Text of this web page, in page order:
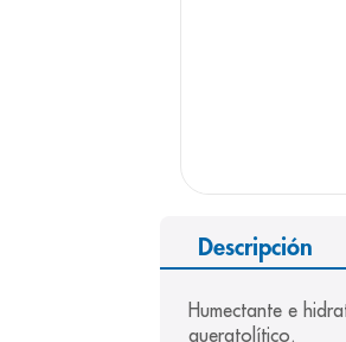
Descripción
Humectante e
queratolítico.